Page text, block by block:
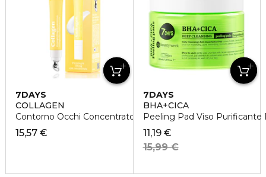
7DAYS
COLLAGEN
Contorno Occhi Concentrato Rassodante e Liftante
15,57 €
7DAYS
BHA+CICA
Peeling Pad Viso Purificante
11,19 €
15,99 €